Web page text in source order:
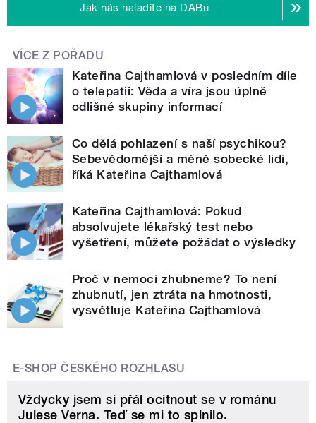
Jak nás naladíte na DABu
VÍCE Z POŘADU
Kateřina Cajthamlová v posledním díle
o telepatii: Věda a víra jsou úplně
odlišné skupiny informací
Co dělá pohlazení s naší psychikou?
Sebevědomější a méně sobecké lidi,
říká Kateřina Cajthamlová
Kateřina Cajthamlová: Pokud
absolvujete lékařský test nebo
vyšetření, můžete požádat o výsledky
Proč v nemoci zhubneme? To není
zhubnutí, jen ztráta na hmotnosti,
vysvětluje Kateřina Cajthamlová
E-SHOP ČESKÉHO ROZHLASU
Vždycky jsem si přál ocitnout se v románu
Julese Verna. Teď se mi to splnilo.